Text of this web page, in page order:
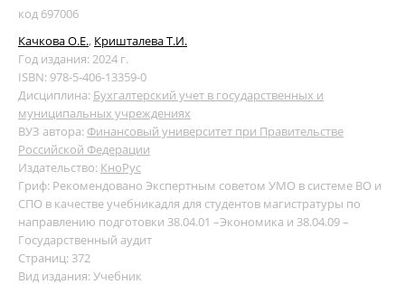
код 697006
Качкова О.Е., Кришталева Т.И.
Год издания: 2024 г.
ISBN: 978-5-406-13359-0
Дисциплина: Бухгалтерский учет в государственных и
муниципальных учреждениях
ВУЗ автора: Финансовый университет при Правительстве
Российской Федерации
Издательство: КноРус
Гриф: Рекомендовано Экспертным советом УМО в системе ВО и
СПО в качестве учебникадля для студентов магистратуры по
направлению подготовки 38.04.01 –Экономика и 38.04.09 –
Государственный аудит
Страниц: 372
Вид издания: Учебник